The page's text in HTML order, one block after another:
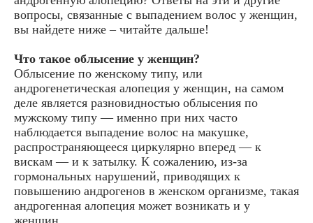
вопросы, связанные с выпадением волос у женщин,
вы найдете ниже – читайте дальше!
Что такое облысение у женщин?
Облысение по женскому типу, или
андрогенетическая алопеция у женщин, на самом
деле является разновидностью облысения по
мужскому типу — именно при них часто
наблюдается выпадение волос на макушке,
распространяющееся циркулярно вперед — к
вискам — и к затылку. К сожалению, из-за
гормональных нарушений, приводящих к
повышению андрогенов в женском организме, такая
андрогенная алопеция может возникать и у